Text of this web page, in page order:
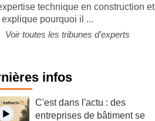
technique en construction et
pourquoi il ...
Voir toutes les tribunes d'experts
infos
C'est dans l'actu : des
entreprises de bâtiment se